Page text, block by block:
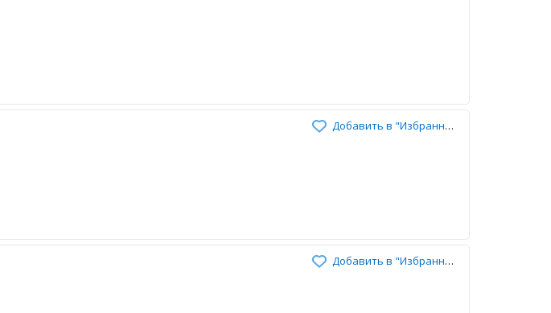
Добавить в "Избранное"
Добавить в "Избранное"